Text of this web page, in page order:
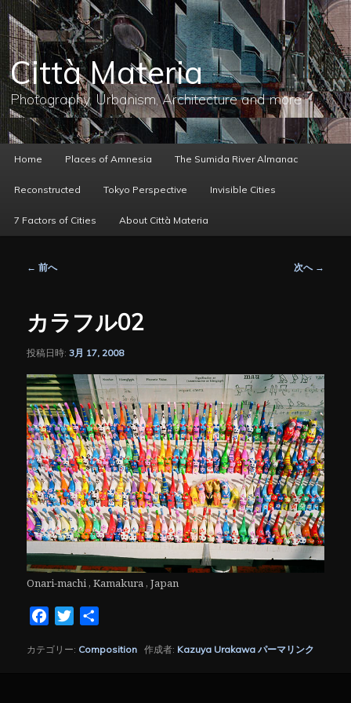
メ
イ
ン
コ
ン
テ
ン
へ
移
動
Città Materia
Photography, Urbanism, Architecture and more
ー
Home Places of Amnesia The Sumida River Almanac
Reconstructed Tokyo Perspective Invisible Cities
7 Factors of Cities About Città Materia
ゲ
シ
ン
← 前へ 次へ →
カラフル02
投稿日時:3月 17, 2008
Onari-machi , Kamakura , Japan
FacebookTwitter
カテゴリー: Composition 作成者: Kazuya Urakawa パーマリンク